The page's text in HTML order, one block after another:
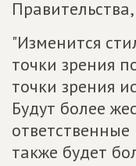
"Изменится
точки зрения
точки зрения
Будут более
также будет